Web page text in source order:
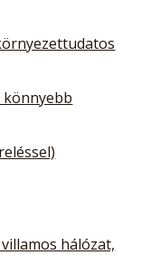
hálózat,